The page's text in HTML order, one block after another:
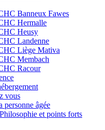
Banneux Fawes
Hermalle
Heusy
Landenne
Liège Mativa
Membach
Racour
vous
personne âgée
et points forts